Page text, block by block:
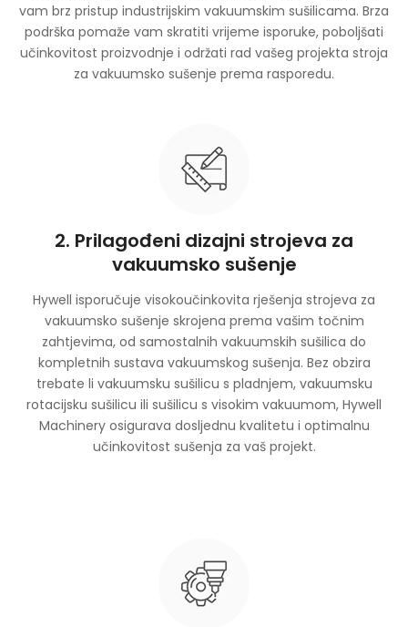
vam brz pristup industrijskim vakuumskim sušilicama. Brza
podrška pomaže vam skratiti vrijeme isporuke, poboljšati
učinkovitost proizvodnje i održati rad vašeg projekta stroja
za vakuumsko sušenje prema rasporedu.
2. Prilagođeni dizajni strojeva za
vakuumsko sušenje
Hywell isporučuje visokoučinkovita rješenja strojeva za
vakuumsko sušenje skrojena prema vašim točnim
zahtjevima, od samostalnih vakuumskih sušilica do
kompletnih sustava vakuumskog sušenja. Bez obzira
trebate li vakuumsku sušilicu s pladnjem, vakuumsku
rotacijsku sušilicu ili sušilicu s visokim vakuumom, Hywell
Machinery osigurava dosljednu kvalitetu i optimalnu
učinkovitost sušenja za vaš projekt.